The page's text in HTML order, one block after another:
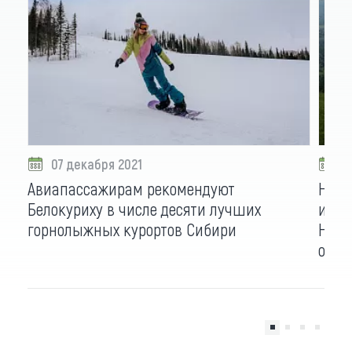
07 декабря 2021
Авиапассажирам рекомендуют
Белокуриху в числе десяти лучших
горнолыжных курортов Сибири
и